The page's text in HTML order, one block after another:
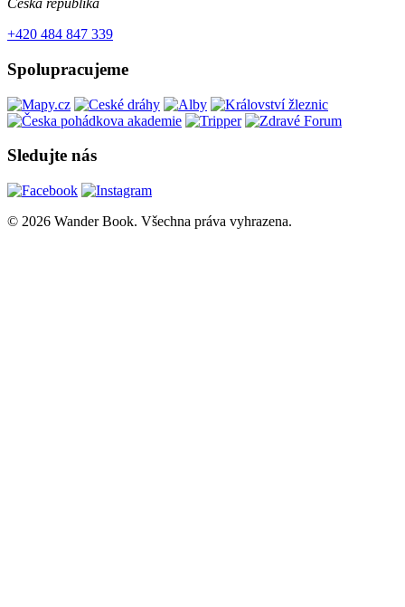
Česká republika
+420 484 847 339
Spolupracujeme
Sledujte nás
© 2026 Wander Book. Všechna práva vyhrazena.